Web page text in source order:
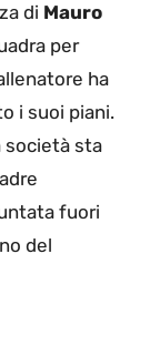
di Mauro
per
ha
i suoi piani.
società sta
fuori
del